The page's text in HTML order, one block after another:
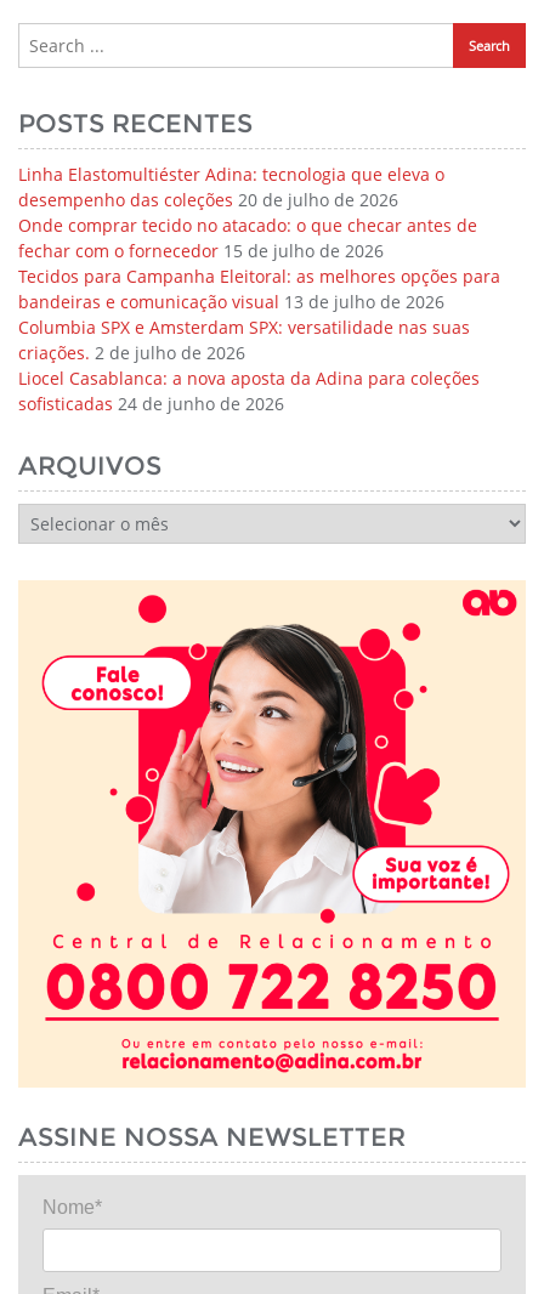
POSTS RECENTES
Linha Elastomultiéster Adina: tecnologia que eleva o
desempenho das coleções 20 de julho de 2026
Onde comprar tecido no atacado: o que checar antes de
fechar com o fornecedor 15 de julho de 2026
Tecidos para Campanha Eleitoral: as melhores opções para
bandeiras e comunicação visual 13 de julho de 2026
Columbia SPX e Amsterdam SPX: versatilidade nas suas
criações. 2 de julho de 2026
Liocel Casablanca: a nova aposta da Adina para coleções
sofisticadas 24 de junho de 2026
ARQUIVOS
Arquivos
ASSINE NOSSA NEWSLETTER
Nome*